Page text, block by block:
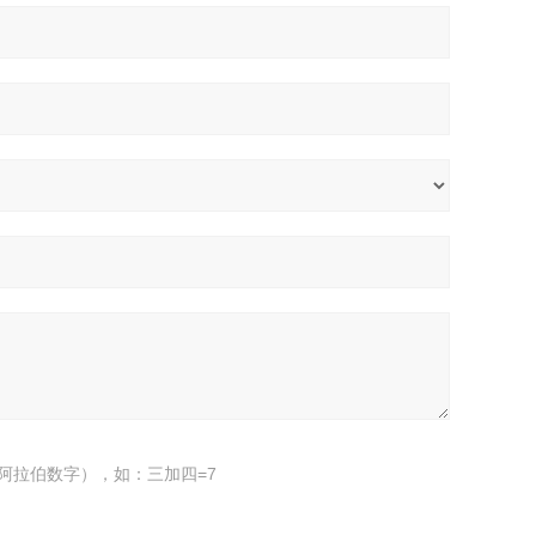
拉伯数字），如：三加四=7